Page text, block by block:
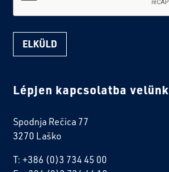
Lépjen kapcsolatba velünk
Spodnja Rečica 77
3270 Laško
T: +386 (0)3 734 45 00